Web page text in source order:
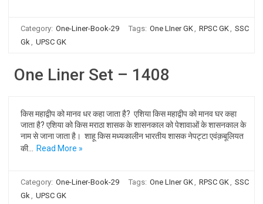
Category: One-Liner-Book-29 Tags: One LIner GK, RPSC GK, SSC
Gk, UPSC GK
One Liner Set – 1408
किस महाद्वीप को मानव धर कहा जाता है? एशिया किस महाद्वीप को मानव घर कहा
जाता है? एशिया को किस मराठा शासक के शासनकाल को पेशावाओं के शासनकाल के
नाम से जाना जाता है। शाहू किस मध्यकालीन भारतीय शासक नेपट्टा एवंक़बूलियत
की…
Read More »
Category: One-Liner-Book-29 Tags: One LIner GK, RPSC GK, SSC
Gk, UPSC GK